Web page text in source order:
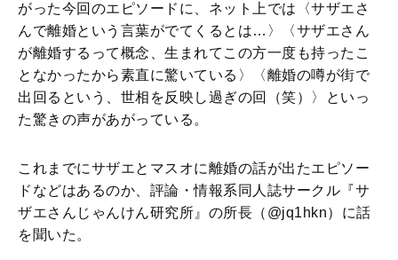
がった今回のエピソードに、ネット上では〈サザエさ
んで離婚という言葉がでてくるとは…〉〈サザエさん
が離婚するって概念、生まれてこの方一度も持ったこ
となかったから素直に驚いている〉〈離婚の噂が街で
出回るという、世相を反映し過ぎの回（笑）〉といっ
た驚きの声があがっている。
これまでにサザエとマスオに離婚の話が出たエピソー
ドなどはあるのか、評論・情報系同人誌サークル『サ
ザエさんじゃんけん研究所』の所長（@jq1hkn）に話
を聞いた。